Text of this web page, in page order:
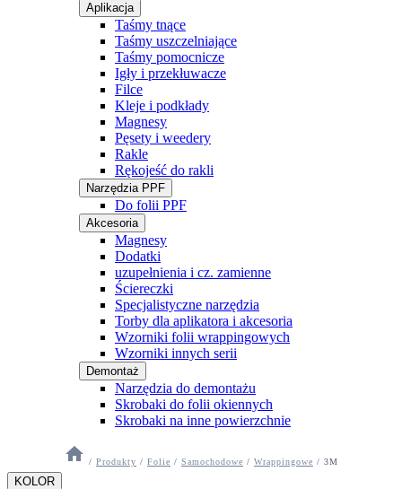
Aplikacja
Taśmy tnące
Taśmy uszczelniające
Taśmy pomocnicze
Igły i przekłuwacze
Filce
Kleje i podkłady
Magnesy
Pęsety i weedery
Rakle
Rękojeść do rakli
Narzędzia PPF
Do folii PPF
Akcesoria
Magnesy
Dodatki
uzupełnienia i cz. zamienne
Ściereczki
Specjalistyczne narzędzia
Torby dla aplikatora i akcesoria
Wzorniki folii wrappingowych
Wzorniki innych serii
Demontaż
Narzędzia do demontażu
Skrobaki do folii okiennych
Skrobaki na inne powierzchnie
/ Produkty / Folie / Samochodowe / Wrappingowe / 3M
KOLOR